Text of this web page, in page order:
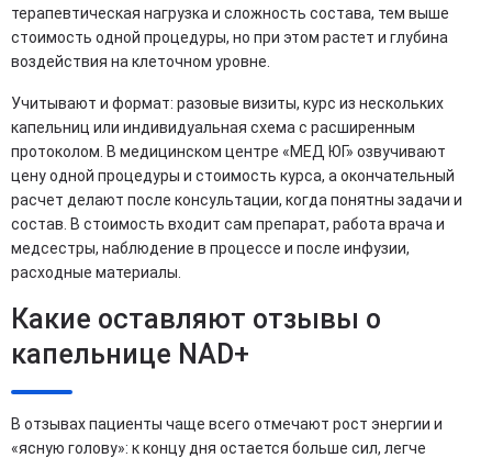
терапевтическая нагрузка и сложность состава, тем выше
стоимость одной процедуры, но при этом растет и глубина
воздействия на клеточном уровне.
Учитывают и формат: разовые визиты, курс из нескольких
капельниц или индивидуальная схема с расширенным
протоколом. В медицинском центре «МЕД ЮГ» озвучивают
цену одной процедуры и стоимость курса, а окончательный
расчет делают после консультации, когда понятны задачи и
состав. В стоимость входит сам препарат, работа врача и
медсестры, наблюдение в процессе и после инфузии,
расходные материалы.
Какие оставляют отзывы о
капельнице NAD+
В отзывах пациенты чаще всего отмечают рост энергии и
«ясную голову»: к концу дня остается больше сил, легче